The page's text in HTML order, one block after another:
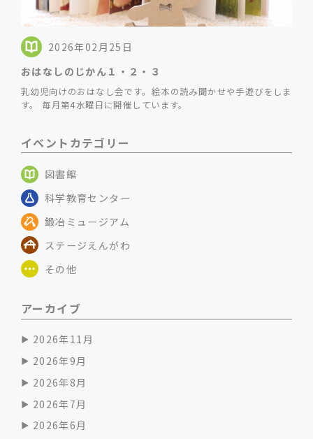
2026年02月25日
おはなしのじかん１・２・３
乳幼児向けのおはなし会です。絵本の読み聞かせや手遊びをしま
す。 毎月第4水曜日に開催しています。
イベントカテゴリー
図書館
科学教育センター
鍛冶ミュージアム
ステージえんがわ
その他
アーカイブ
2026年11月
2026年9月
2026年8月
2026年7月
2026年6月